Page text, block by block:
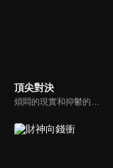
頂尖對決
煩悶的現實和抑鬱的社會，你需要的就是笑、大聲笑、開口笑，《頂尖對決》就要你笑到落ㄟ骸，最具綜藝實力的庹宗康，和喜感十足的納豆各自領軍對抗，藝人搞笑pk笑果十足，《頂尖對決》讓你忘掉一週煩惱！